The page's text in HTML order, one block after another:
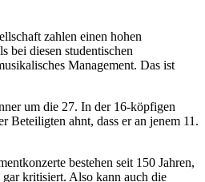
zahlen einen hohen
bei diesen studentischen
Management. Das ist
um die 27. In der 16-köpfigen
Beteiligten ahnt, dass er an jenem 11.
bestehen seit 150 Jahren,
kritisiert. Also kann auch die